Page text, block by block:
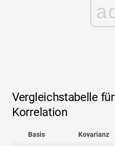
Vergleichstabelle
Korrelation
Basis Kovarianz